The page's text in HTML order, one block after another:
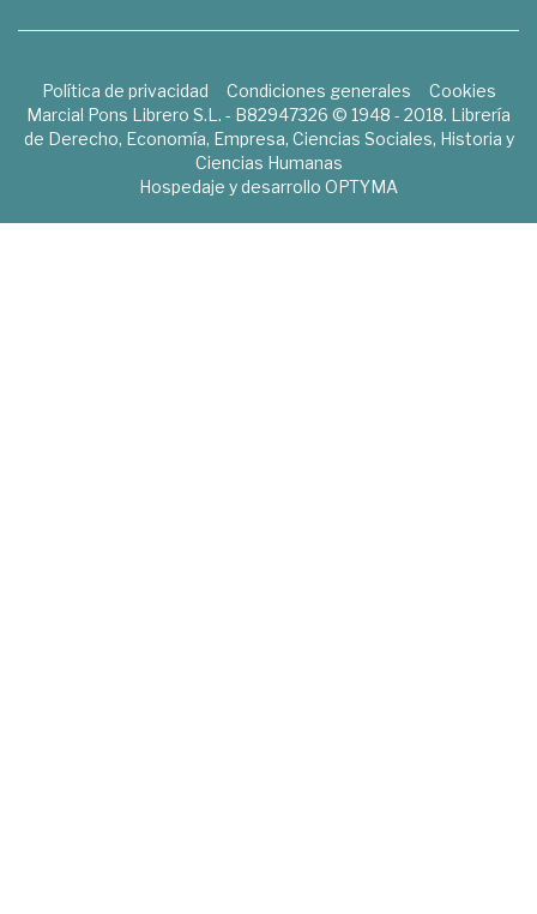
Política de privacidad Condiciones generales
Cookies
Marcial Pons Librero S.L. - B82947326 © 1948 - 2018. Librería
de Derecho, Economía, Empresa, Ciencias Sociales, Historia y
Ciencias Humanas
Hospedaje y desarrollo OPTYMA